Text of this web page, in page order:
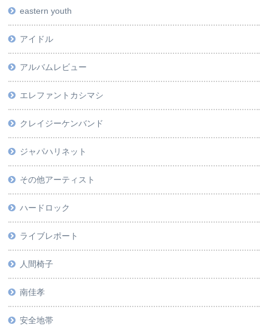
eastern youth
アイドル
アルバムレビュー
エレファントカシマシ
クレイジーケンバンド
ジャパハリネット
その他アーティスト
ハードロック
ライブレポート
人間椅子
南佳孝
安全地帯